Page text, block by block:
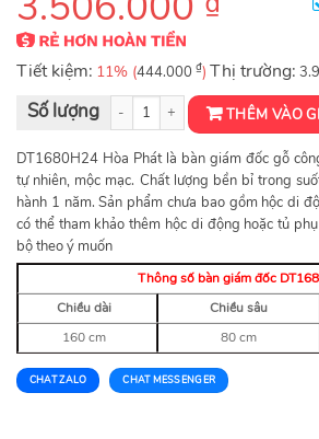
Tiết kiệm: 11% (444.000 ₫) Thị trường:
Bàn Giám Đốc sơn PU DT1680H24 số lượng
THÊM VÀO
DT1680H24 Hòa Phát là bàn giám đốc gỗ
tự nhiên, mộc mạc. Chất lượng bền bỉ trong
hành 1 năm. Sản phẩm chưa bao gồm hộc di
có thể tham khảo thêm hộc di động hoặc tủ
bộ theo ý muốn
Thông số bàn giám đốc
Chiều dài
Chiều sâu
160 cm
80 cm
CHAT ZALO CHAT MESSENGER